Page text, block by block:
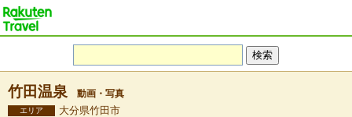
竹田温泉 動画・写真
エリア 大分県竹田市